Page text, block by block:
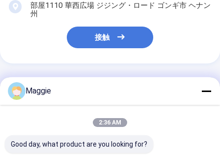
部屋1110 華西広場 ジジング・ロード ゴンギ市 ヘナン
州
接触
建設廃棄物クラッシャー 石灰石,大
使用される鉱石クラッシャー
Maggie
2:36 AM
Good day, what product are you looking for?